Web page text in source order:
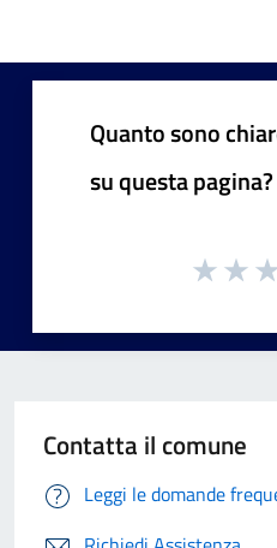
Quanto sono
su questa pagina?
Contatta il comune
Leggi le domande